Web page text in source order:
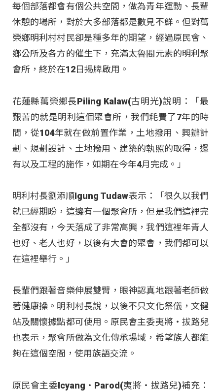
每個部落都會有個公共空間，做為青年運動、長輩
休憩的場所，對於大多部落都是數見不鮮。但對萬
榮鄉明利村村民卻是種多年的期望，經過原民會、
鄉公所及各方的催生下，充滿太魯閣元素的明利聚
會所，終於在12日揭牌啟用。
花蓮縣萬榮鄉長Piling Kalaw(古明光)說明：「最
艱苦的就是明利這個聚會所，我們耗費了7年的時
間，從104年就在做前置作業，土地撥用、興辦計
劃、規劃設計、土地撥用、建築的執照的取得，還
有以及工程的施作，如期在今年4月完成。」
明利村長劉添順Igung Tudaw表示：「很久以我們
就已經期盼，這邊有一個聚會所，但是我們這裡完
全都沒有，今天落成了非常高興，我們這裡年青人
也好、老人也好，以後有大會的聚會，我們都可以
在這裡舉行。」
長輩們跟著音樂伸展雙臂，眼神認真地跟著老師做
著健康操。明利村長說，以後不只文化祭儀，文健
站及關懷據點都可使用。原民會主委夷將‧拔路兒
也表示，聚會所做為文化傳承場域，希望族人都能
夠在這個空間，使用族語交流。
原民會主委Icyang‧Parod(夷將‧拔路兒)補充：